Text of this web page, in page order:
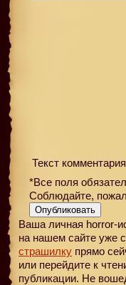
Текст
*Все поля
Соблюдайте,
Опубликовать
Ваша личная horror-
на нашем сайте уже
страшилку прямо
или перейдите к
публикации. Не